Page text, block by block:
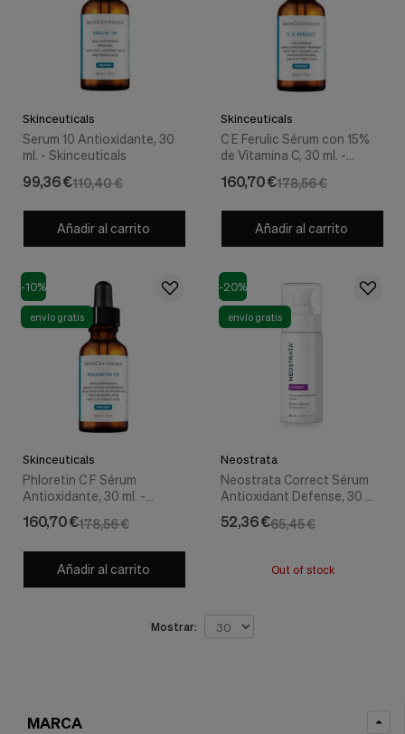
Skinceuticals
Serum 10 Antioxidante, 30
ml. - Skinceuticals
110,40 €
99,36 €
Añadir al carrito
Skinceuticals
C E Ferulic Sérum con 15%
de Vitamina C, 30 ml. -
178,56 €
160,70 €
Añadir al carrito
-10%
envío gratis
Skinceuticals
Phloretin C F Sérum
Antioxidante, 30 ml. -
178,56 €
160,70 €
Añadir al carrito
-20%
envío gratis
Neostrata
Neostrata Correct Sérum
Antioxidant Defense, 30 ml.
65,45 €
52,36 €
Out of stock
Mostrar:
MARCA